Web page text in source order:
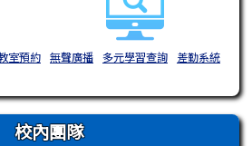
室預約 無聲廣播 多元學習查詢 差勤系統
校內團隊